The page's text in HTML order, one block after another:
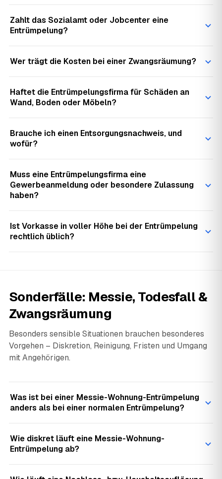
Zahlt das Sozialamt oder Jobcenter eine
Entrümpelung?
Wer trägt die Kosten bei einer Zwangsräumung?
Haftet die Entrümpelungsfirma für Schäden an
Wand, Boden oder Möbeln?
Brauche ich einen Entsorgungsnachweis, und
wofür?
Muss eine Entrümpelungsfirma eine
Gewerbeanmeldung oder besondere Zulassung
haben?
Ist Vorkasse in voller Höhe bei der Entrümpelung
rechtlich üblich?
Sonderfälle: Messie, Todesfall &
Zwangsräumung
Besonders sensible Situationen brauchen besonderes
Vorgehen – Diskretion, Reinigung, Fristen und Umgang
mit Angehörigen.
Was ist bei einer Messie-Wohnung-Entrümpelung
anders als bei einer normalen Entrümpelung?
Wie diskret läuft eine Messie-Wohnung-
Entrümpelung ab?